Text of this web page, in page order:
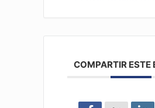
COMPARTIR ESTE